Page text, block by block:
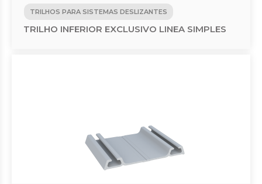
TRILHOS PARA SISTEMAS DESLIZANTES
TRILHO INFERIOR EXCLUSIVO LINEA SIMPLES